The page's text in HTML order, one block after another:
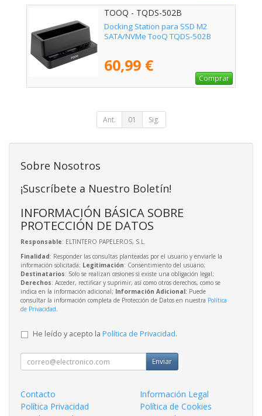
TOOQ - TQDS-502B
Docking Station para SSD M2
SATA/NVMe TooQ TQDS-502B
60,99 €
Comprar
Ant. 01 Sig.
Sobre Nosotros
¡Suscríbete a Nuestro Boletín!
INFORMACIÓN BÁSICA SOBRE
PROTECCIÓN DE DATOS
Responsable: ELTINTERO PAPELEROS, S.L.
Finalidad: Responder las consultas planteadas por el usuario y enviarle la
información solicitada; Legitimación: Consentimiento del usuario;
Destinatarios: Solo se realizan cesiones si existe una obligación legal;
Derechos: Acceder, rectificar y suprimir, así como otros derechos, como se
indica en la información adicional; Información Adicional: Puede
consultar la información completa de Protección de Datos en nuestra Política
de Privacidad.
He leído y acepto la Política de Privacidad.
Enviar
Contacto
Información Legal
Política Privacidad
Política de Cookies